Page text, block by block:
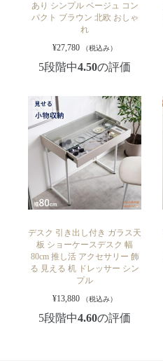
あり シンプル ベージュ コン
パクト ブラウン 北欧 おしゃ
れ
¥27,780 （税込み）
5段階中4.50の評価
デスク 引き出し付き ガラス天
板 ショーケースデスク 幅
80cm 推し活 アクセサリー 飾
る 見える 机 ドレッサー シン
プル
¥13,880 （税込み）
5段階中4.60の評価